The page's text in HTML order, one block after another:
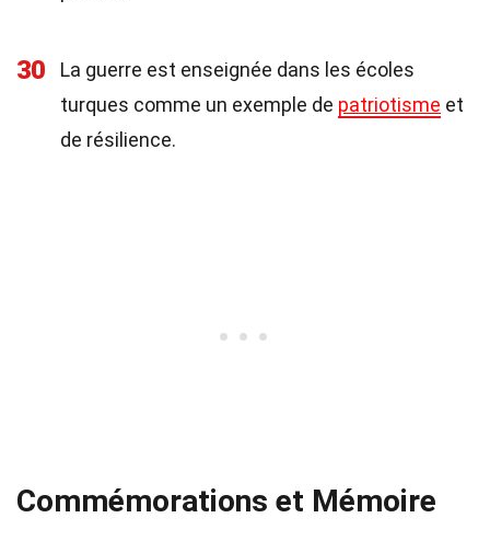
30
La guerre est enseignée dans les écoles
turques comme un exemple de patriotisme et
de résilience.
Commémorations et Mémoire